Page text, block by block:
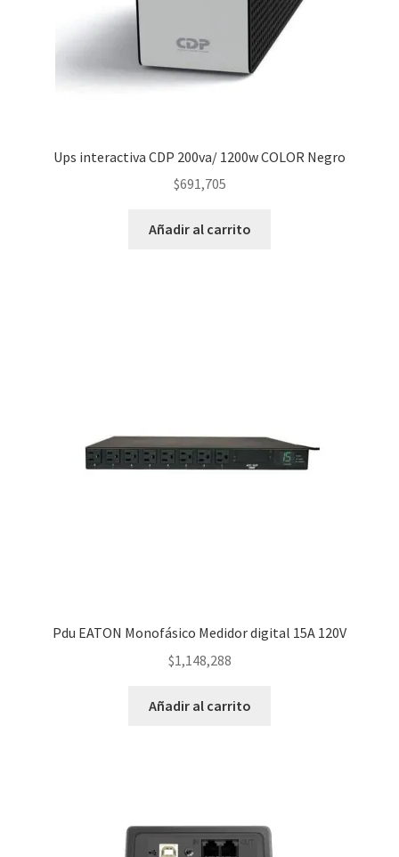
Ups interactiva CDP 200va/ 1200w COLOR Negro
$691,705
Añadir al carrito
Pdu EATON Monofásico Medidor digital 15A 120V
$1,148,288
Añadir al carrito